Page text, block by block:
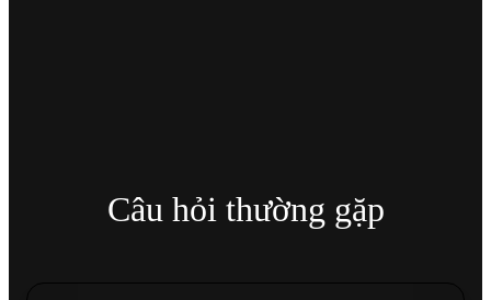
Câu hỏi thường gặp